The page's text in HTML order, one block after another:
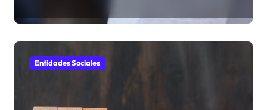
Entidades Sociales